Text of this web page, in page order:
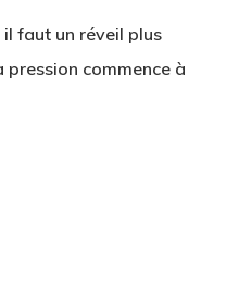
il faut un réveil plus
commence à